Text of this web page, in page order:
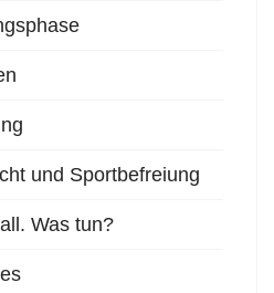
und Sportbefreiung
Was tun?